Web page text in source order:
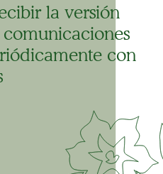
la versión
con